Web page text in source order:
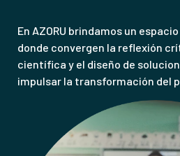
Acerca de AZORU
En AZORU brindamos un
donde convergen la reflexión
científica y el diseño de
impulsar la transformación del